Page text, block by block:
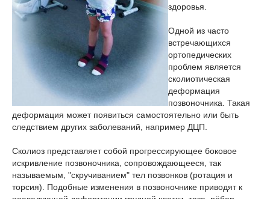
здоровья.
Одной из часто
встречающихся
ортопедических
проблем является
сколиотическая
деформация
позвоночника. Такая
деформация может появиться самостоятельно или быть
следствием других заболеваний, например ДЦП.
Сколиоз представляет собой прогрессирующее боковое
искривление позвоночника, сопровождающееся, так
называемым, "скручиванием" тел позвонков (ротация и
торсия). Подобные изменения в позвоночнике приводят к